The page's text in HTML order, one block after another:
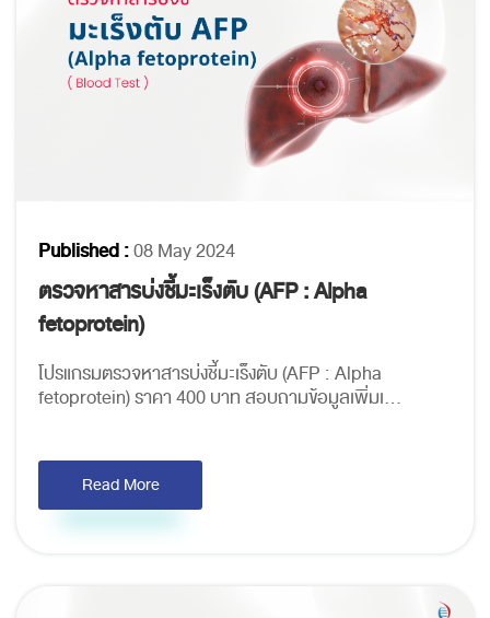
Published :08 May 2024
ตรวจหาสารบ่งชี้มะเร็งตับ (AFP : Alpha
fetoprotein)
โปรแกรมตรวจหาสารบ่งชี้มะเร็งตับ (AFP : Alpha
fetoprotein) ราคา 400 บาท สอบถามข้อมูลเพิ่มเ...
Read More